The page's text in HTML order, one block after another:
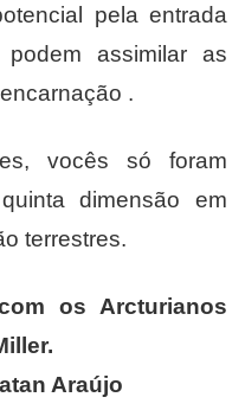
pela entrada
assimilar as
.
vocês só foram
dimensão em
terrestres.
os Arcturianos
Araújo